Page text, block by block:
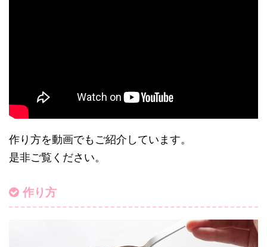
作り方を動画でもご紹介しています。
是非ご覧ください。
作り方